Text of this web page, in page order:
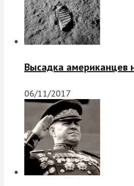
Высадка американцев
06/11/2017